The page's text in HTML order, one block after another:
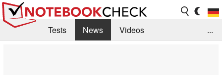
Tests News
Videos
...